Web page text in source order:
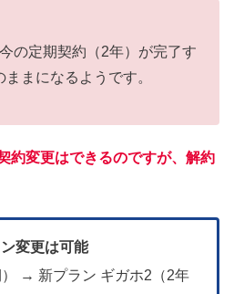
の定期契約（2年）が完了す
ままになるようです。
約変更はできるのですが、解約
変更は可能
→ 新プラン ギガホ2（2年